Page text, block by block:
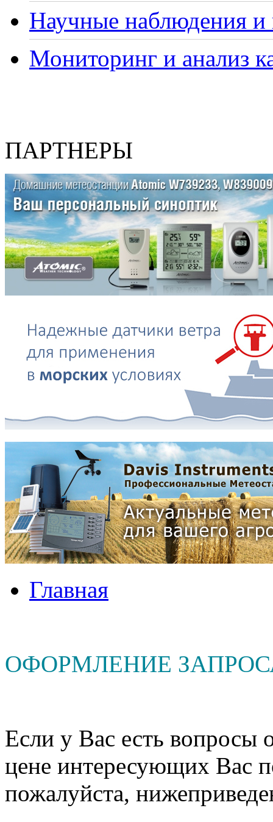
Научные наблюдения и
Мониторинг и анализ
ПАРТНЕРЫ
Главная
ОФОРМЛЕНИЕ
Если у Вас есть вопросы
цене интересующих Вас
пожалуйста,